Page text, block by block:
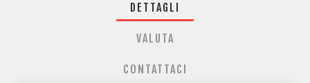
DETTAGLI
VALUTA
CONTATTACI